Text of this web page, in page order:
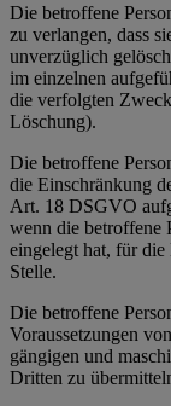
Die betroffene
zu verlangen, dass
unverzüglich
im einzelnen
die verfolgten
Löschung).
Die betroffene
die Einschränkung
Art. 18 DSGVO
wenn die betroffene
eingelegt hat, für
Stelle.
Die betroffene
Voraussetzungen
gängigen und
Dritten zu